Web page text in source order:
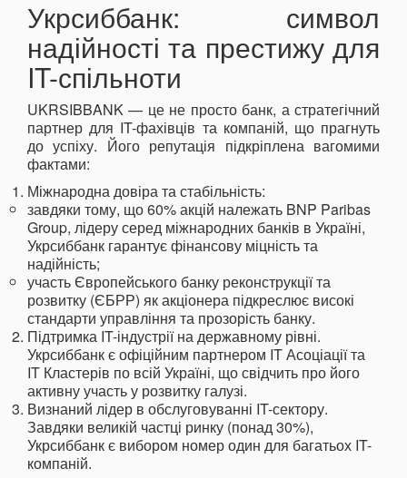
Укрсиббанк: символ
надійності та престижу для
IT-спільноти
UKRSIBBANK — це не просто банк, а стратегічний
партнер для IT-фахівців та компаній, що прагнуть
до успіху. Його репутація підкріплена вагомими
фактами:
Міжнародна довіра та стабільність:
завдяки тому, що 60% акцій належать BNP Paribas
Group, лідеру серед міжнародних банків в Україні,
Укрсиббанк гарантує фінансову міцність та
надійність;
участь Європейського банку реконструкції та
розвитку (ЄБРР) як акціонера підкреслює високі
стандарти управління та прозорість банку.
Підтримка IT-індустрії на державному рівні.
Укрсиббанк є офіційним партнером IT Асоціації та
IT Кластерів по всій Україні, що свідчить про його
активну участь у розвитку галузі.
Визнаний лідер в обслуговуванні IT-сектору.
Завдяки великій частці ринку (понад 30%),
Укрсиббанк є вибором номер один для багатьох IT-
компаній.